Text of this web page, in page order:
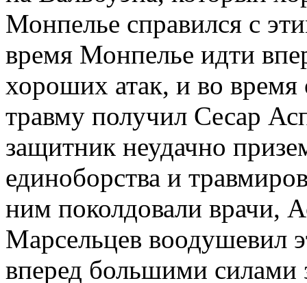
Монпелье справился с
время Монпелье идти
хороших атак, и во
травму получил Сесар
защитник неудачно
единоборства и
ним поколдовали врачи,
Марсельцев воодушевил
вперед большими силами